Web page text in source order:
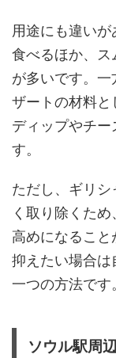
用途にも違い
食べるほか、ス
が多いです。
ザートの材料と
ディップやチー
す。
ただし、ギリ
く取り除くた
高めになるこ
抑えたい場合は
一つの方法です
ソウル駅周